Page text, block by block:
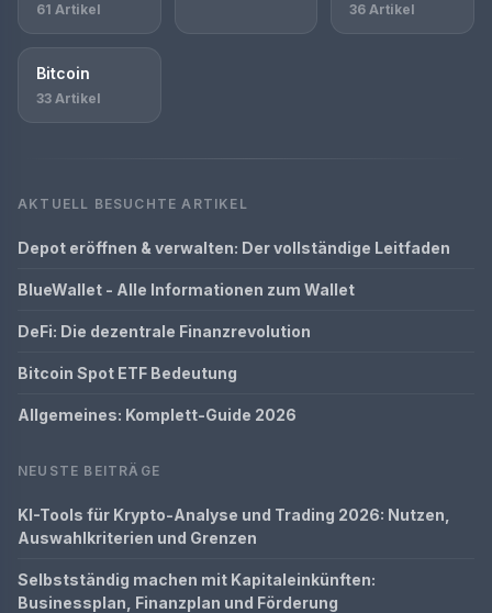
61 Artikel 36 Artikel
Bitcoin
33 Artikel
AKTUELL BESUCHTE ARTIKEL
Depot eröffnen & verwalten: Der vollständige Leitfaden
BlueWallet - Alle Informationen zum Wallet
DeFi: Die dezentrale Finanzrevolution
Bitcoin Spot ETF Bedeutung
Allgemeines: Komplett-Guide 2026
NEUSTE BEITRÄGE
KI-Tools für Krypto-Analyse und Trading 2026: Nutzen,
Auswahlkriterien und Grenzen
Selbstständig machen mit Kapitaleinkünften:
Businessplan, Finanzplan und Förderung